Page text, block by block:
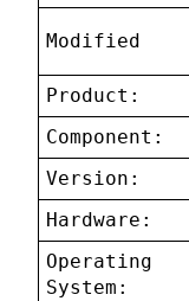
Modified
Product:
Component:
Version:
Hardware:
Operating
System: